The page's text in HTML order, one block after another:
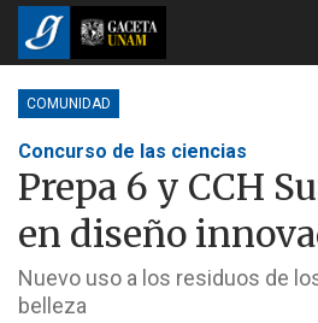
COMUNIDAD
Concurso de las ciencias
Prepa 6 y CCH
en diseño
Nuevo uso a los residuos de
belleza